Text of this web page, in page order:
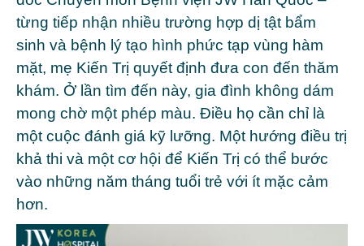
từng tiếp nhận nhiều trường hợp dị tật bẩm
sinh và bệnh lý tạo hình phức tạp vùng hàm
mặt, mẹ Kiến Trị quyết định đưa con đến thăm
khám. Ở lần tìm đến này, gia đình không dám
mong chờ một phép màu. Điều họ cần chỉ là
một cuộc đánh giá kỹ lưỡng. Một hướng điều trị
khả thi và một cơ hội để Kiến Trị có thể bước
vào những năm tháng tuổi trẻ với ít mặc cảm
hơn.